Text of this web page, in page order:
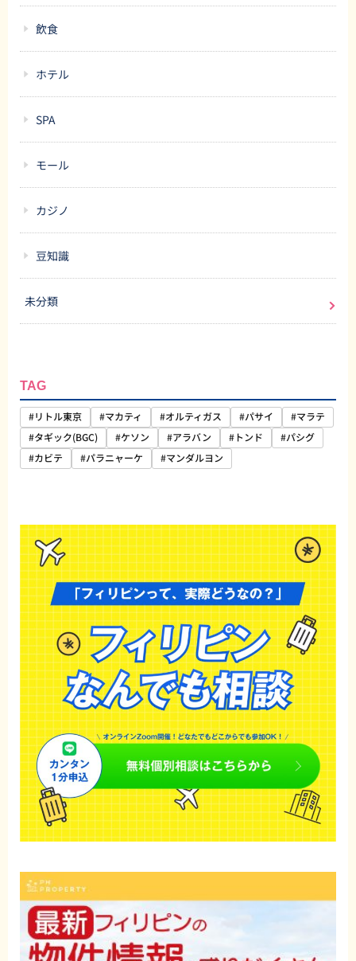
飲食
ホテル
SPA
モール
カジノ
豆知識
未分類
TAG
#リトル東京 #マカティ #オルティガス #パサイ
#マラテ
#タギック(BGC)
#ケソン #アラバン #トンド
#パシグ
#カビテ
#パラニャーケ #マンダルヨン